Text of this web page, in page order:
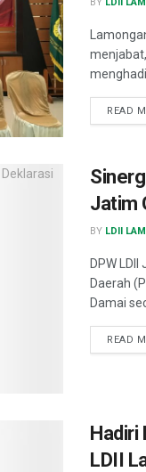
menjabat,
READ
Jatim
BY LDII
DPW
Daerah
Damai
READ
Hadiri
LDII